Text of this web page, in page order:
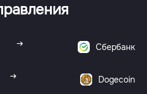
Сбербанк
Dogecoin